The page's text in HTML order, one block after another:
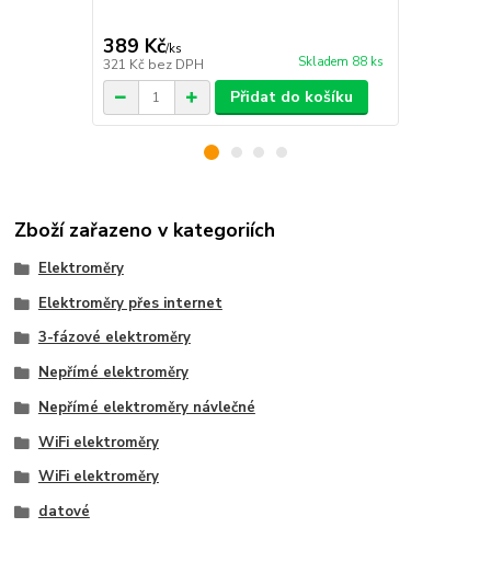
389 Kč/ks
321 Kč bez DPH Skladem 88 ks
Přidat do košíku
Zboží zařazeno v kategoriích
Elektroměry
Elektroměry přes internet
3-fázové elektroměry
Nepřímé elektroměry
Nepřímé elektroměry návlečné
WiFi elektroměry
WiFi elektroměry
datové